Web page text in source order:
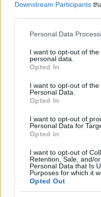
Downstream Participants
Please note that this
not limited to your visit or
grant or deny consent to
use your data for below
consent section.
Personal Data
I want to opt-out of
personal data.
Opted In
I want to opt-out of the
Personal Data.
Opted In
I want to opt-out of
Personal Data for
Opted In
I want to opt-out of
Retention, Sale, and/
Personal Data that Is
Purposes for which it
Opted Out
Zeneszerzés-
legnagyobb
Párizsban
Messiaennek,
tanított, ez minden
számára kötelező
óráira azért jártam,
ragaszkodott
lettek a számomra,
saját tanításomba
tanultam, mert egy
Számozott
tanított, a zongora
jelentette, hogy